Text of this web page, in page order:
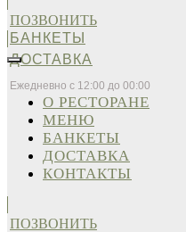
БАНКЕТЫ
ДОСТАВКА
Ежедневно с 12:00 до 00:00
ПОЗВОНИТЬ
О РЕСТОРАНЕ
МЕНЮ
БАНКЕТЫ
ДОСТАВКА
КОНТАКТЫ
ПОЗВОНИТЬ